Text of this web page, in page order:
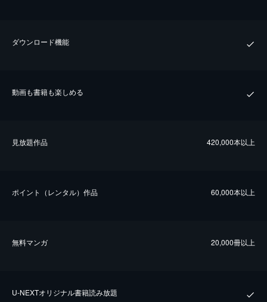
ダウンロード機能
動画も書籍も楽しめる
⾒放題作品 420,000本以上
ポイント（レンタル）作品 60,000本以上
無料マンガ 20,000冊以上
U-NEXTオリジナル書籍読み放題